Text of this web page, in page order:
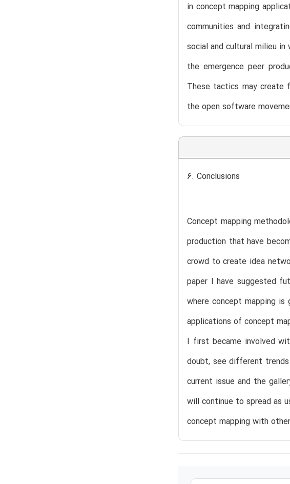
in concept mapping
communities and
social and cultural milieu
the emergence peer
These tactics may create
the open software
6. Conclusions
Concept mapping
production that have
crowd to create idea
paper I have suggested
where concept mapping
applications of concept
I first became involved
doubt, see different
current issue and the
will continue to spread as
concept mapping with